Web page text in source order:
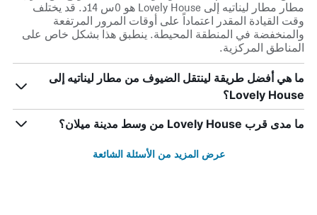
مطار مطار ليناتيه إلى Lovely House هو 0س 14د. قد يختلف
وقت القيادة المقدر اعتماداً على أوقات المرور المرتفعة
والمنخفضة في المنطقة المحيطة. ينطبق هذا بشكل خاص على
المناطق المركزية.
ما هي أفضل طريقة لينتقل الضيوف من مطار ليناتيه إلى
Lovely House؟
ما مدى قرب Lovely House من وسط مدينة ميلان؟
عرض المزيد من الأسئلة الشائعة